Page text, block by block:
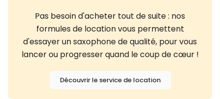
Pas besoin d'acheter tout de suite : nos
formules de location vous permettent
d'essayer un saxophone de qualité, pour vous
lancer ou progresser quand le coup de cœur !
Découvrir le service de location